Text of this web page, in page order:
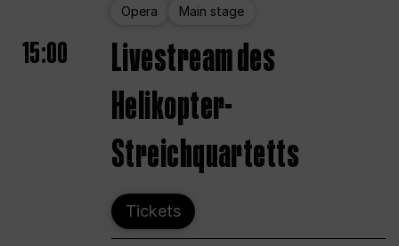
Opera Main stage
15:00
Livestream des
Helikopter-
Streichquartetts
Tickets